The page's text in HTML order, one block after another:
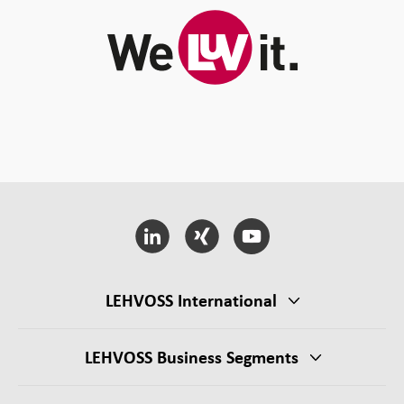
LEHVOSS International
LEHVOSS Business Segments